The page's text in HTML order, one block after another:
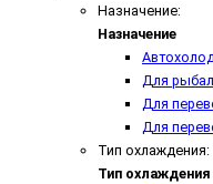
Назначение:
Назначение
Для
Для
Для
Тип охлаждения:
Тип охлаждения